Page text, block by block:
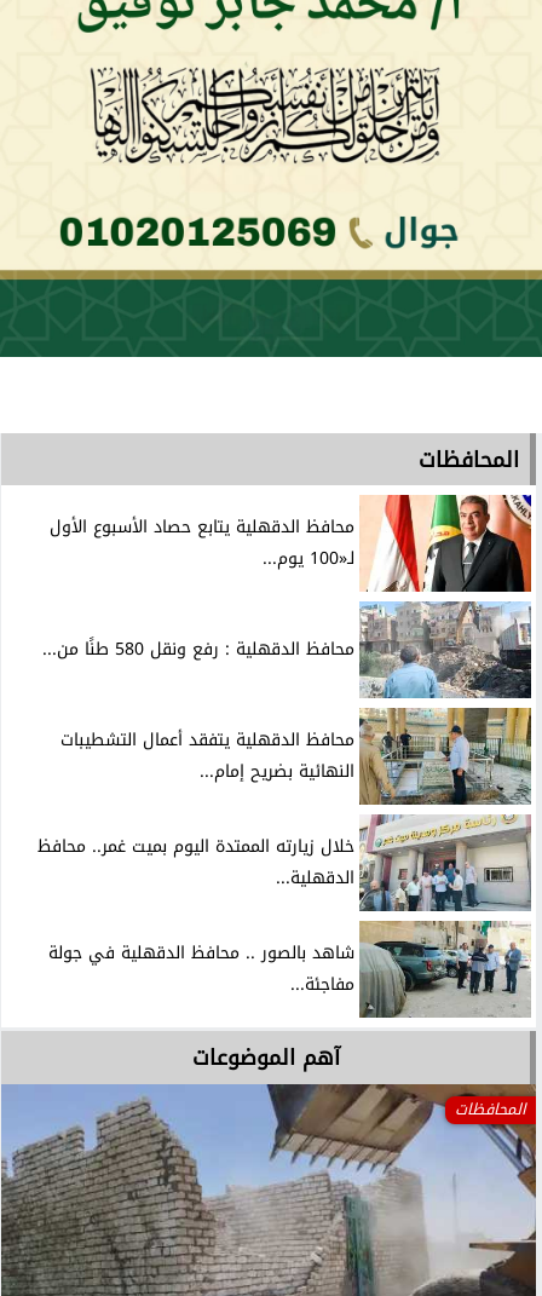
المحافظات
محافظ الدقهلية يتابع حصاد الأسبوع الأول
لـ«100 يوم...
محافظ الدقهلية : رفع ونقل 580 طنًا من...
محافظ الدقهلية يتفقد أعمال التشطيبات
النهائية بضريح إمام...
خلال زيارته الممتدة اليوم بميت غمر.. محافظ
الدقهلية...
شاهد بالصور .. محافظ الدقهلية في جولة
مفاجئة...
آهم الموضوعات
المحافظات